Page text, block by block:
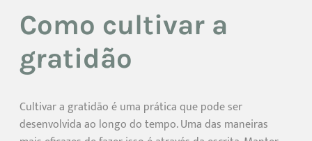
Como cultivar a
gratidão
Cultivar a gratidão é uma prática que pode ser
desenvolvida ao longo do tempo. Uma das maneiras